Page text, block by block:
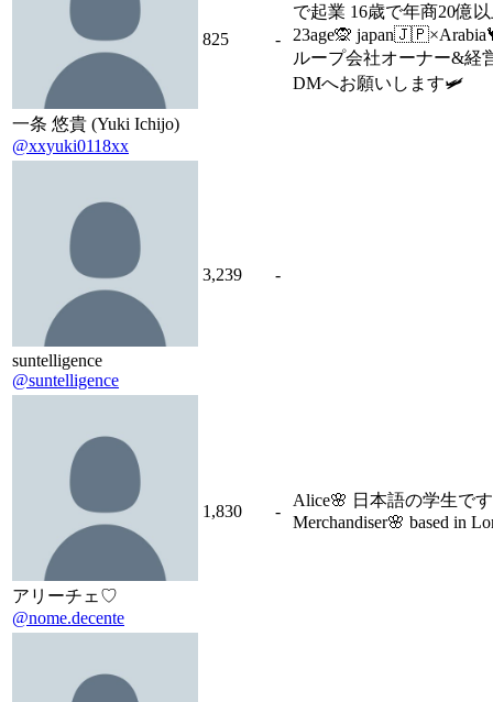
一条 悠貴 (Yuki Ichijo)
@xxyuki0118xx
825 -
で起業 16歳で年商20億
23age🙊
ループ会社オーナー&経
DMへお願いします🛩
suntelligence
@suntelligence
3,239 -
アリーチェ♡
@nome.decente
1,830 -
Alice🌸 日本語の学生で
Merchandiser🌸 based in